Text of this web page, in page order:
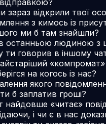
зараз відкрили твої
з кимось із
ми б там знайшли?
останньою людиною з
ти говорив в іншому
на когось із нас?
якого
ти б заплатив гроші?
найдовше «читає»
і чи є в нас